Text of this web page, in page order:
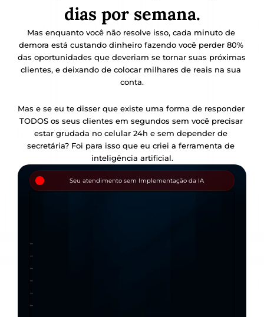
dias por semana.
Mas enquanto você não resolve isso, cada minuto de
demora está custando dinheiro fazendo você perder 80%
das oportunidades que deveriam se tornar suas próximas
clientes, e deixando de colocar milhares de reais na sua
conta.
Mas e se eu te disser que existe uma forma de responder
TODOS os seus clientes em segundos sem você precisar
estar grudada no celular 24h e sem depender de
secretária? Foi para isso que eu criei a ferramenta de
inteligência artificial.
Seu atendimento sem Implementação da IA
-
-
-
-
-
-